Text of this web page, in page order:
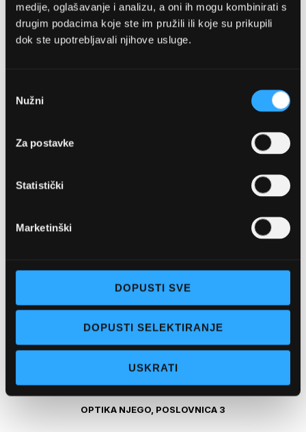
medije, oglašavanje i analizu, a oni ih mogu kombinirati s
drugim podacima koje ste im pružili ili koje su prikupili
dok ste upotrebljavali njihove usluge.
pristanka
Nužni
Za postavke
Statistički
Marketinški
DOPUSTI SVE
DOPUSTI SELEKTIRANJE
USKRATI
OPTIKA NJEGO, POSLOVNICA 1
Pon - pet: 07 - 21h,
Sub: 07-21h
webshop@optikanjego.hr
OPTIKA NJEGO, POSLOVNICA 3